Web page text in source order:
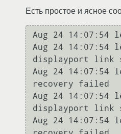
Есть простое и ясное
Aug 24 14:07:54
Aug 24 14:07:54
displayport link
Aug 24 14:07:54
recovery failed
Aug 24 14:07:54
displayport link
Aug 24 14:07:54